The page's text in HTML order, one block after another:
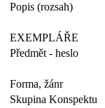
Popis (rozsah)
EXEMPLÁŘE
Předmět - heslo
Forma, žánr
Skupina Konspektu